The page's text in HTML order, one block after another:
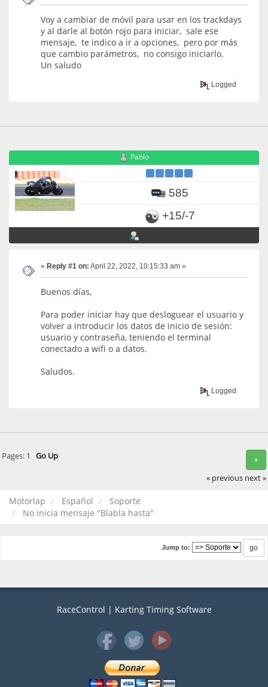
Voy a cambiar de móvil para usar en los trackdays
y al darle al botón rojo para iniciar, sale ese
mensaje, te indico a ir a opciones, pero por más
que cambio parámetros, no consigo iniciarlo.
Un saludo
Logged
Pablo
585
+15/-7
« Reply #1 on: April 22, 2022, 10:15:33 am »
Buenos días,
Para poder iniciar hay que desloguear el usuario y
volver a introducir los datos de inicio de sesión:
usuario y contraseña, teniendo el terminal
conectado a wifi o a datos.
Saludos.
Logged
+
Pages: 1 Go Up
« previous next »
Motorlap Español
Soporte
No inicia mensaje "Blabla hasta"
Jump to:
RaceControl | Karting Timing Software